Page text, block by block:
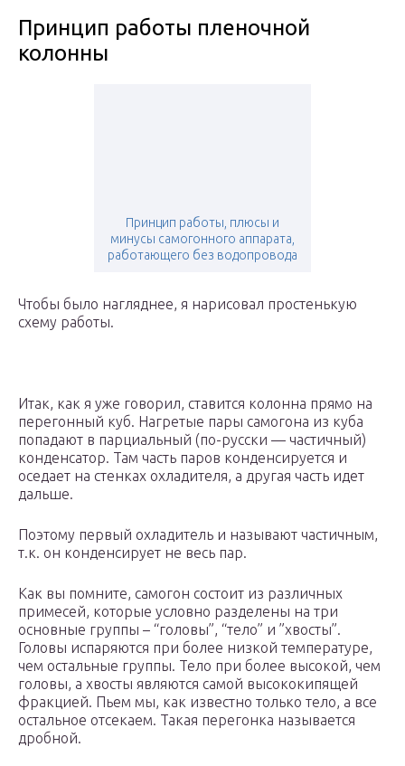
Принцип работы пленочной
колонны
Принцип работы, плюсы и
минусы самогонного аппарата,
работающего без водопровода
Чтобы было нагляднее, я нарисовал простенькую
схему работы.
Итак, как я уже говорил, ставится колонна прямо на
перегонный куб. Нагретые пары самогона из куба
попадают в парциальный (по-русски — частичный)
конденсатор. Там часть паров конденсируется и
оседает на стенках охладителя, а другая часть идет
дальше.
Поэтому первый охладитель и называют частичным,
т.к. он конденсирует не весь пар.
Как вы помните, самогон состоит из различных
примесей, которые условно разделены на три
основные группы – “головы”, “тело” и ”хвосты”.
Головы испаряются при более низкой температуре,
чем остальные группы. Тело при более высокой, чем
головы, а хвосты являются самой высококипящей
фракцией. Пьем мы, как известно только тело, а все
остальное отсекаем. Такая перегонка называется
дробной.